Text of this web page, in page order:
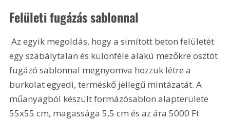
Felületi fugázás sablonnal
Az egyik megoldás, hogy a simított beton felületét
egy szabálytalan és különféle alakú mezőkre osztót
fugázó sablonnal megnyomva hozzuk létre a
burkolat egyedi, terméskő jellegű mintázatát. A
műanyagból készült formázósablon alapterülete
55x55 cm, magassága 5,5 cm és az ára 5000 Ft